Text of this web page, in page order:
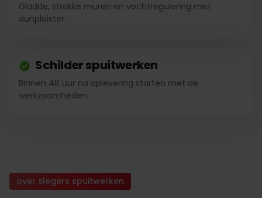
Gladde, strakke muren en vochtregulering met
dunpleister.
Schilder spuitwerken
Binnen 48 uur na oplevering starten met de
werkzaamheden.
over slegers spuitwerken